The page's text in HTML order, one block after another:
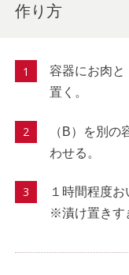
作り方
容器にお肉と
置く。
（B）を別
わせる。
１時間程度
※漬け置きす